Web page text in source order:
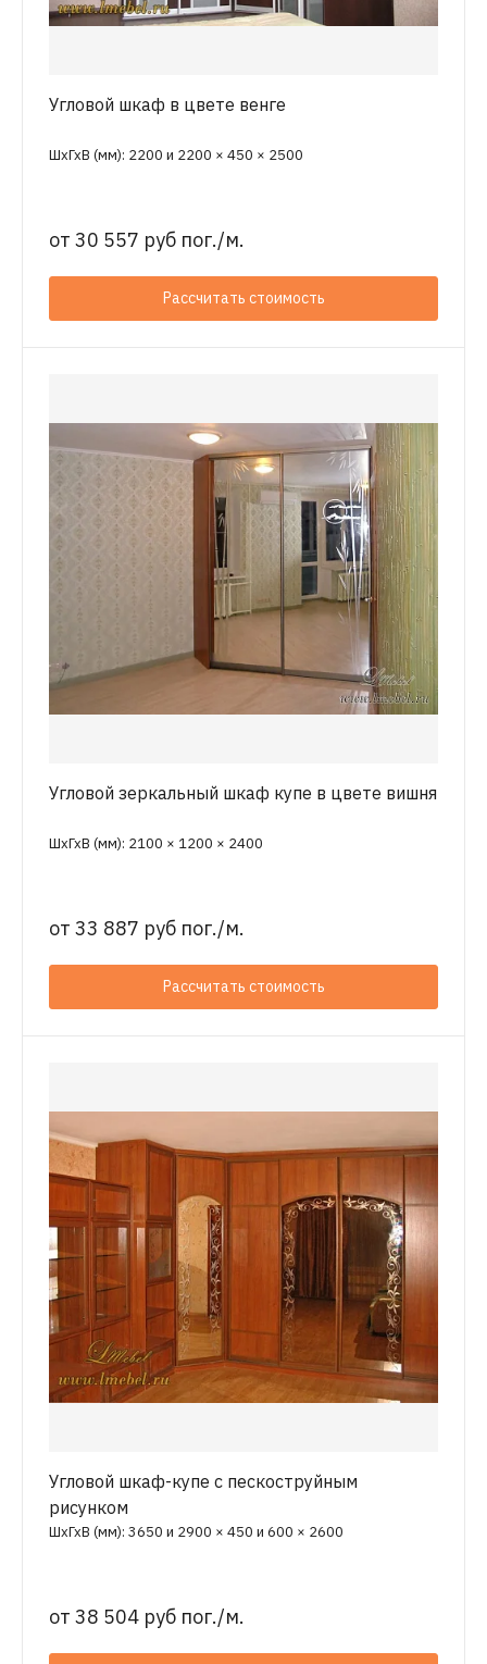
Угловой шкаф в цвете венге
ШхГхВ (мм): 2200 и 2200 × 450 × 2500
от 30 557 руб пог./м.
Рассчитать стоимость
Угловой зеркальный шкаф купе в цвете вишня
ШхГхВ (мм): 2100 × 1200 × 2400
от 33 887 руб пог./м.
Рассчитать стоимость
Угловой шкаф-купе с пескоструйным
рисунком
ШхГхВ (мм): 3650 и 2900 × 450 и 600 × 2600
от 38 504 руб пог./м.